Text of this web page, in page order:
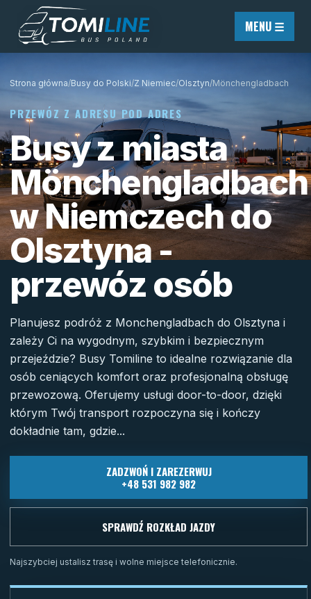
Przejdź do treści
MENU ☰
Strona główna/Busy do Polski/Z Niemiec/Olsztyn/Mönchengladbach
PRZEWÓZ Z ADRESU POD ADRES
Busy z miasta
Mönchengladbach
w Niemczech do
Olsztyna -
przewóz osób
Planujesz podróż z Monchengladbach do Olsztyna i
zależy Ci na wygodnym, szybkim i bezpiecznym
przejeździe? Busy Tomiline to idealne rozwiązanie dla
osób ceniących komfort oraz profesjonalną obsługę
przewozową. Oferujemy usługi door-to-door, dzięki
którym Twój transport rozpoczyna się i kończy
dokładnie tam, gdzie...
ZADZWOŃ I ZAREZERWUJ
+48 531 982 982
SPRAWDŹ ROZKŁAD JAZDY
Najszybciej ustalisz trasę i wolne miejsce telefonicznie.